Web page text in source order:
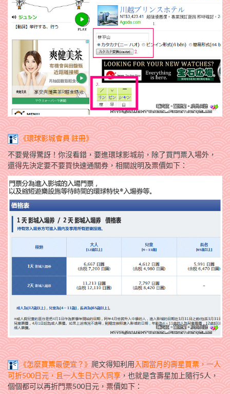
《環球影城會員 註冊》
不要覺得驚訝！你沒看錯，要進環球影城前，除了買門票入場外，
還得先決定要不要買快速通關券，相關說明及票價如下：
《怎麼買票最便宜？》爬文得知利用入園當月的壽星買票，一人
可折500日元，且一人生日六人同享，也就是含壽星加上隨行5人，
個個都可以再折門票500日元，票價如下：